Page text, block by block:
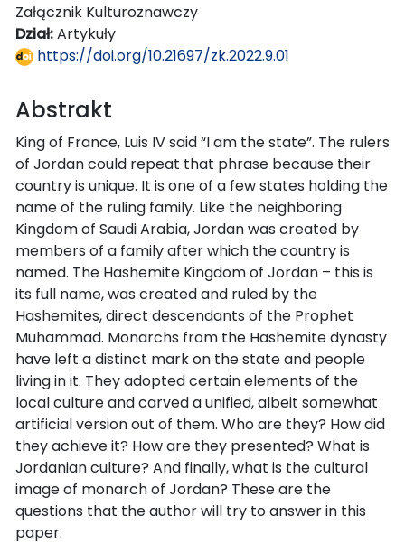
Załącznik Kulturoznawczy
Dział:Artykuły
https://doi.org/10.21697/zk.2022.9.01
Abstrakt
King of France, Luis IV said “I am the state”. The rulers
of Jordan could repeat that phrase because their
country is unique. It is one of a few states holding the
name of the ruling family. Like the neighboring
Kingdom of Saudi Arabia, Jordan was created by
members of a family after which the country is
named. The Hashemite Kingdom of Jordan – this is
its full name, was created and ruled by the
Hashemites, direct descendants of the Prophet
Muhammad. Monarchs from the Hashemite dynasty
have left a distinct mark on the state and people
living in it. They adopted certain elements of the
local culture and carved a unified, albeit somewhat
artificial version out of them. Who are they? How did
they achieve it? How are they presented? What is
Jordanian culture? And finally, what is the cultural
image of monarch of Jordan? These are the
questions that the author will try to answer in this
paper.